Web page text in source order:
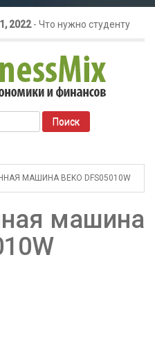
2022- Что нужно студенту
бизнеса?
2022-Телефония для
лучшие инструменты для
МАШИНА BEKO DFS05010W
машина